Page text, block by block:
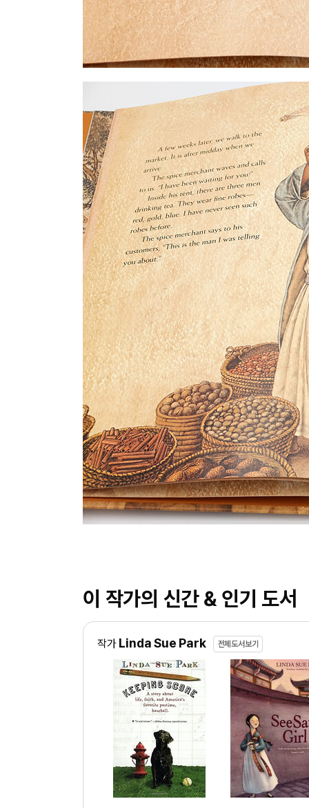
이 작가의 신간 & 인기 도서
작가 Linda Sue Park 전체도서보기